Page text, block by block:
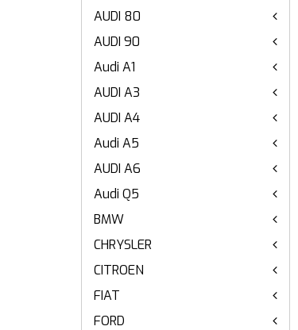
AUDI 80
AUDI 90
Audi A1
AUDI A3
AUDI A4
Audi A5
AUDI A6
Audi Q5
BMW
CHRYSLER
CITROEN
FIAT
FORD